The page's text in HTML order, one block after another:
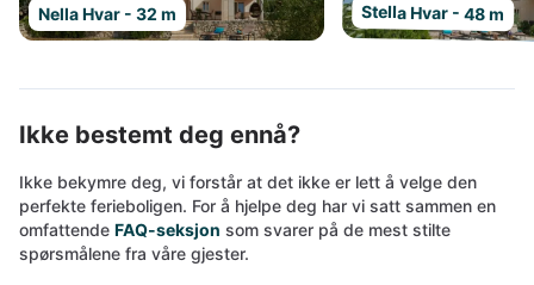
Nella Hvar - 32 m Stella Hvar - 48 m
Ikke bestemt deg ennå?
Ikke bekymre deg, vi forstår at det ikke er lett å velge den
perfekte ferieboligen. For å hjelpe deg har vi satt sammen en
omfattende FAQ-seksjon som svarer på de mest stilte
spørsmålene fra våre gjester.